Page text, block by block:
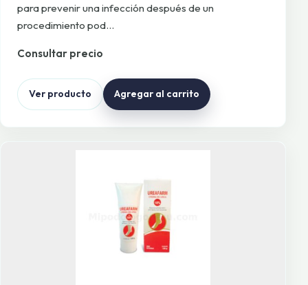
para prevenir una infección después de un
procedimiento pod…
Consultar precio
Ver producto Agregar al carrito